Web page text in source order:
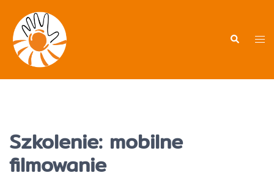
treści
Szkolenie: mobilne
filmowanie